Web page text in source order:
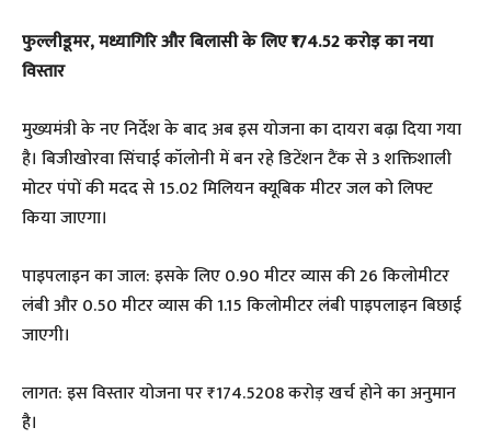
फुल्लीडूमर, मध्यागिरि और बिलासी के लिए ₹174.52 करोड़ का नया
विस्तार
मुख्यमंत्री के नए निर्देश के बाद अब इस योजना का दायरा बढ़ा दिया गया
है। बिजीखोरवा सिंचाई कॉलोनी में बन रहे डिटेंशन टैंक से 3 शक्तिशाली
मोटर पंपों की मदद से 15.02 मिलियन क्यूबिक मीटर जल को लिफ्ट
किया जाएगा।
पाइपलाइन का जाल: इसके लिए 0.90 मीटर व्यास की 26 किलोमीटर
लंबी और 0.50 मीटर व्यास की 1.15 किलोमीटर लंबी पाइपलाइन बिछाई
जाएगी।
लागत: इस विस्तार योजना पर ₹174.5208 करोड़ खर्च होने का अनुमान
है।